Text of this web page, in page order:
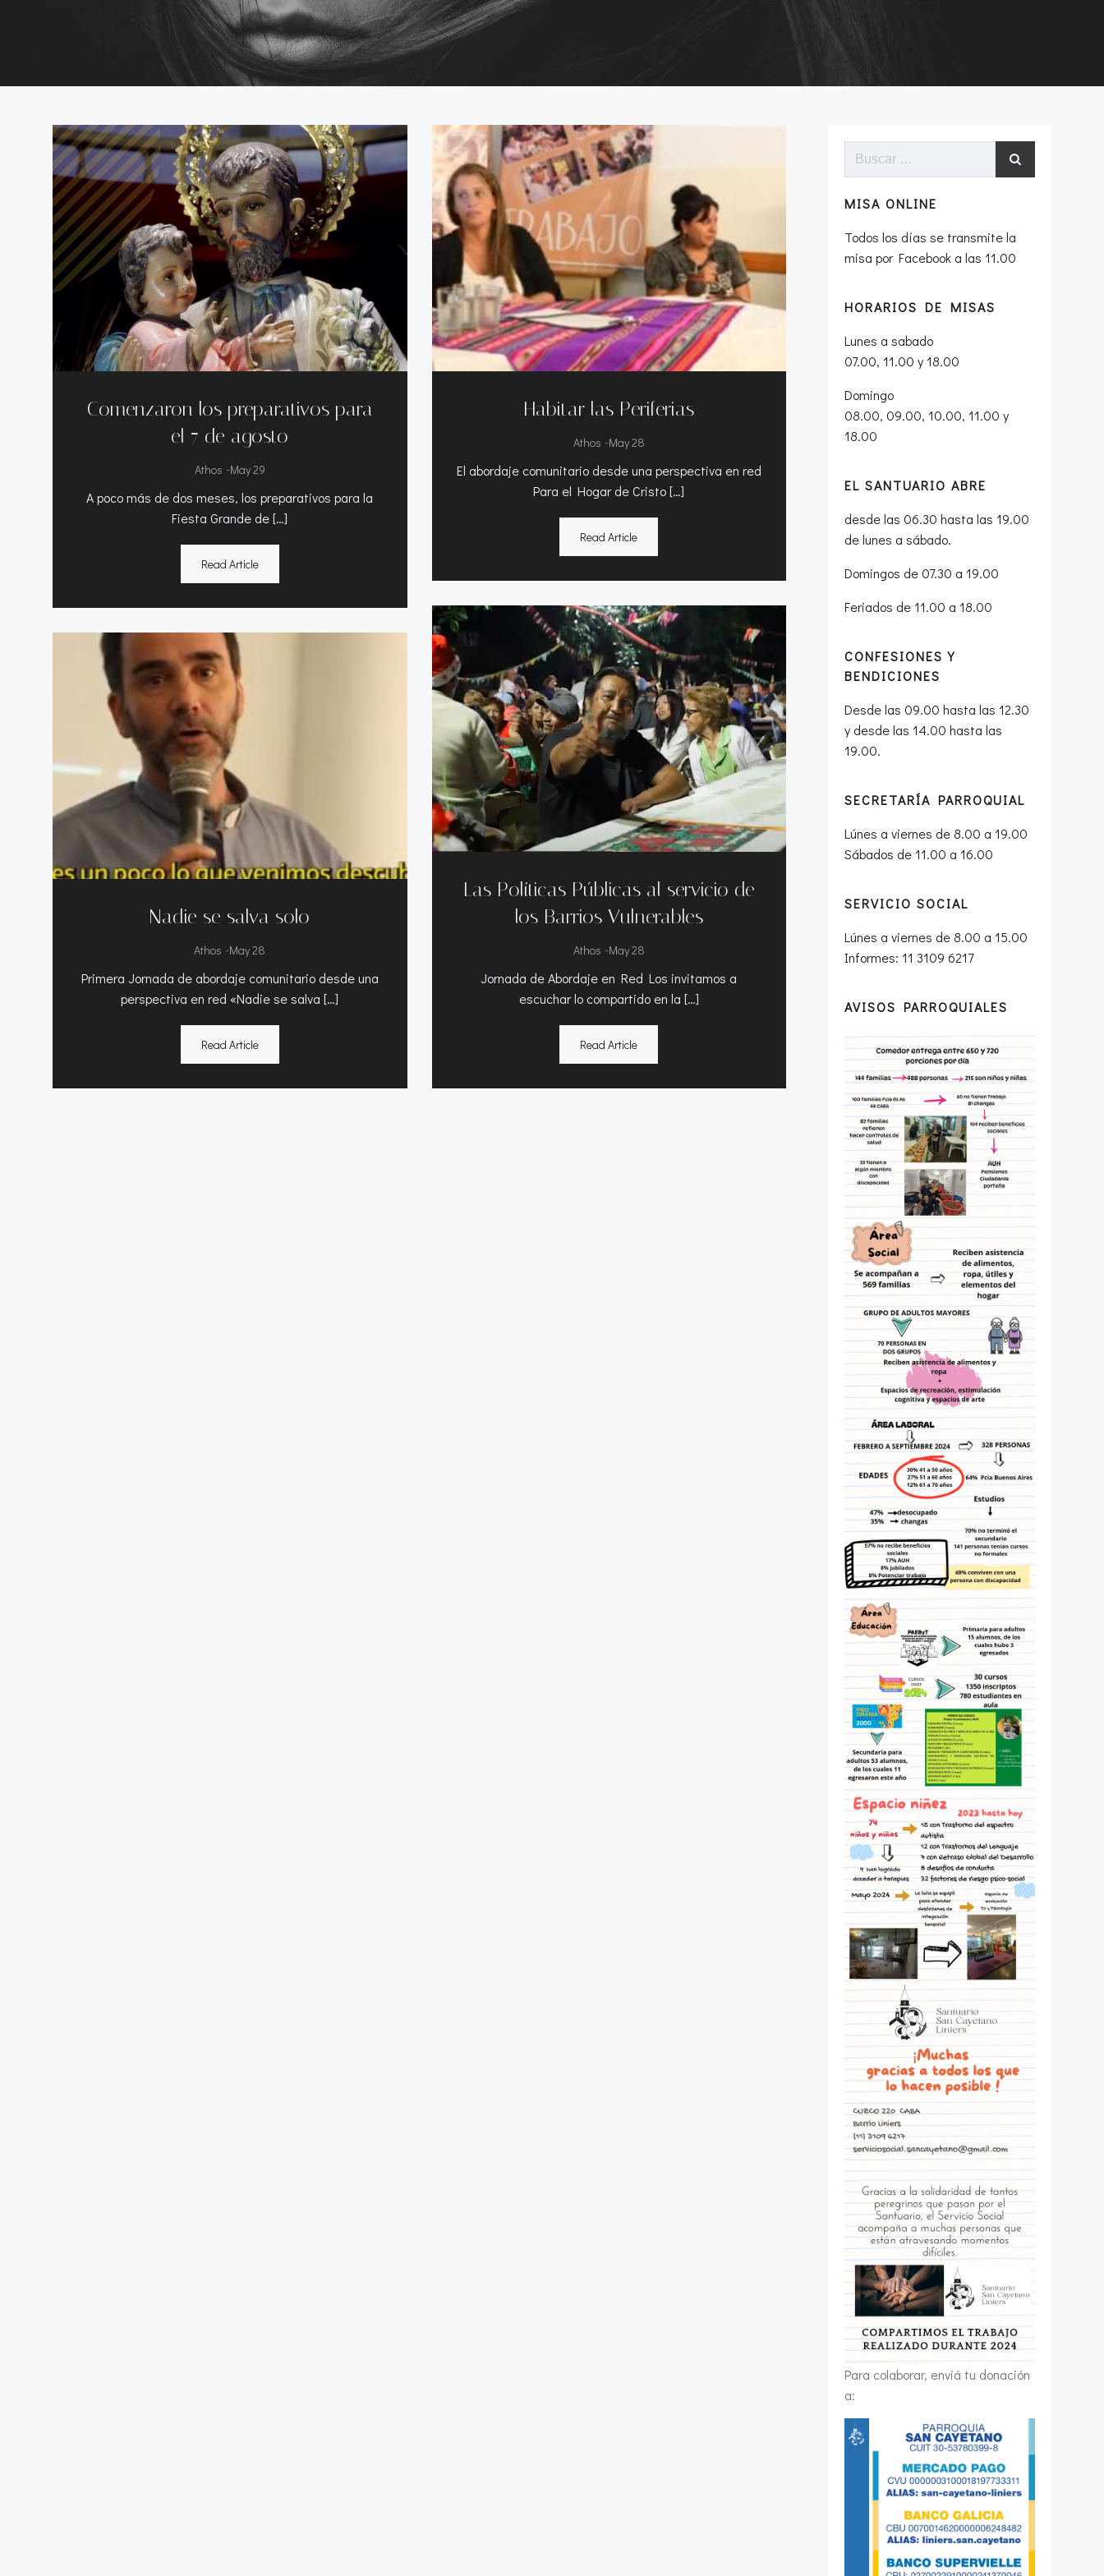
Comenzaron los preparativos para
el 7 de agosto
Athos -May 29
A poco más de dos meses, los preparativos para la
Fiesta Grande de […]
Read Article
Habitar las Periferias
Athos -May 28
El abordaje comunitario desde una perspectiva en red
Para el Hogar de Cristo […]
Read Article
Las Políticas Públicas al servicio de
los Barrios Vulnerables
Athos -May 28
Jornada de Abordaje en Red Los invitamos a
escuchar lo compartido en la […]
Read Article
Nadie se salva solo
Athos -May 28
Primera Jornada de abordaje comunitario desde una
perspectiva en red «Nadie se salva […]
Read Article
Buscar:
MISA ONLINE
Todos los días se transmite la
misa por Facebook a las 11.00
HORARIOS DE MISAS
Lunes a sabado
07.00, 11.00 y 18.00
Domingo
08.00, 09.00, 10.00, 11.00 y
18.00
EL SANTUARIO ABRE
desde las 06.30 hasta las 19.00
de lunes a sábado.
Domingos de 07.30 a 19.00
Feriados de 11.00 a 18.00
CONFESIONES Y
BENDICIONES
Desde las 09.00 hasta las 12.30
y desde las 14.00 hasta las
19.00.
SECRETARÍA PARROQUIAL
Lúnes a viernes de 8.00 a 19.00
Sábados de 11.00 a 16.00
SERVICIO SOCIAL
Lúnes a viernes de 8.00 a 15.00
Informes: 11 3109 6217
AVISOS PARROQUIALES
Para colaborar, enviá tu donación
a: